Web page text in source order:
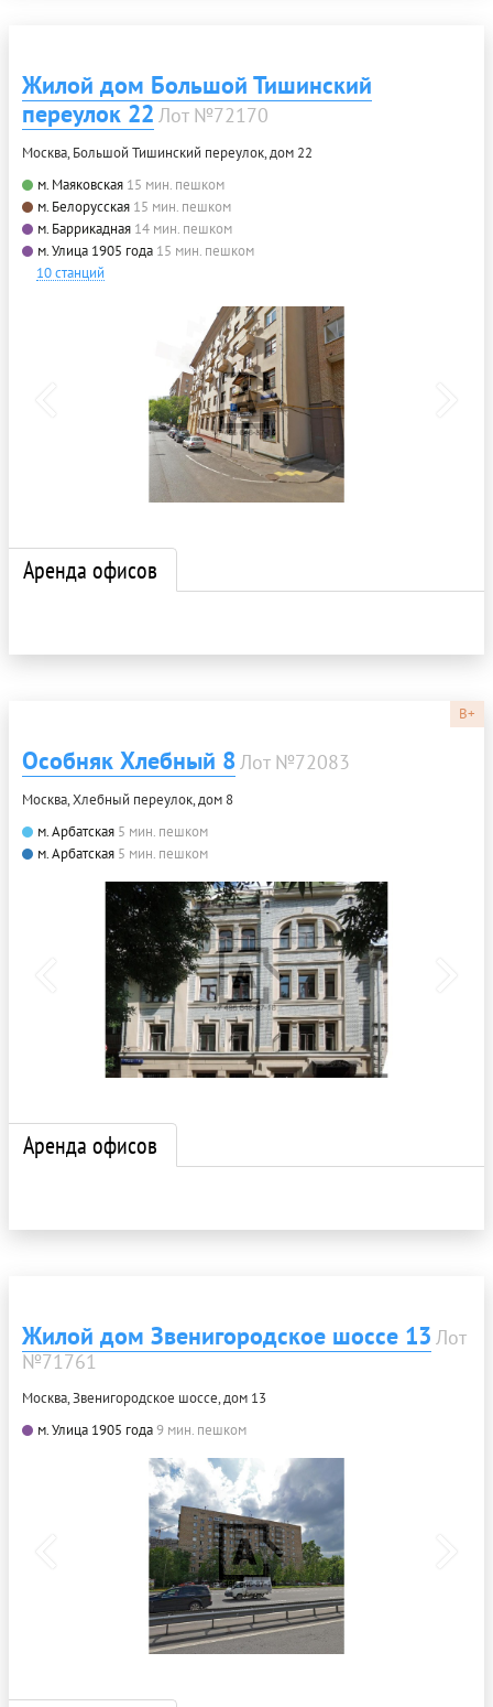
Жилой дом Большой Тишинский
переулок 22 Лот №72170
Москва, Большой Тишинский переулок, дом 22
м. Маяковская 15 мин. пешком
м. Белорусская 15 мин. пешком
м. Баррикадная 14 мин. пешком
м. Улица 1905 года 15 мин. пешком
10 станций
Аренда офисов
B+
Особняк Хлебный 8Лот №72083
Москва, Хлебный переулок, дом 8
м. Арбатская 5 мин. пешком
м. Арбатская 5 мин. пешком
Аренда офисов
Жилой дом Звенигородское шоссе 13 Лот
№71761
Москва, Звенигородское шоссе, дом 13
м. Улица 1905 года9 мин. пешком